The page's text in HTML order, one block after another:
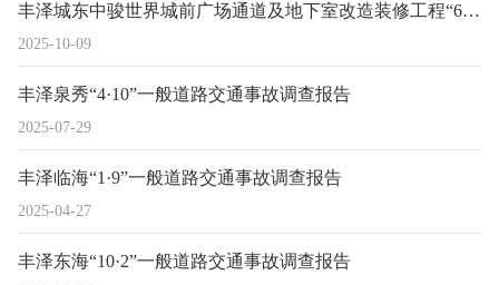
2025-10-09
丰泽城东中骏世界城前广场通道及地下室改造装修工程“6·11”一般机械伤害 事故调查报告
2025-07-29
丰泽泉秀“4·10”一般道路交通事故调查报告
2025-04-27
丰泽临海“1·9”一般道路交通事故调查报告
丰泽东海“10·2”一般道路交通事故调查报告